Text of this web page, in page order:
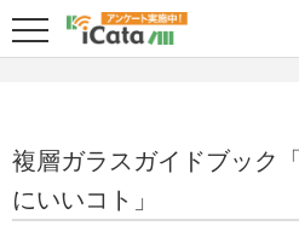
複層ガラスガイドブック
にいいコト」